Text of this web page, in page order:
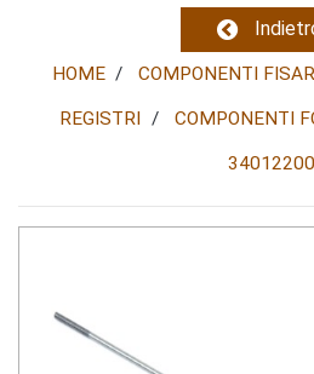
HOME COMPONENTI
REGISTRI COMPONENTI
34012200